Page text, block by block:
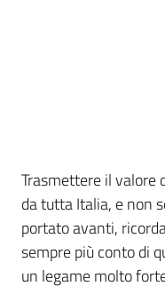
Trasmettere il valore
da tutta Italia, e non
portato avanti,
sempre più conto di
un legame molto